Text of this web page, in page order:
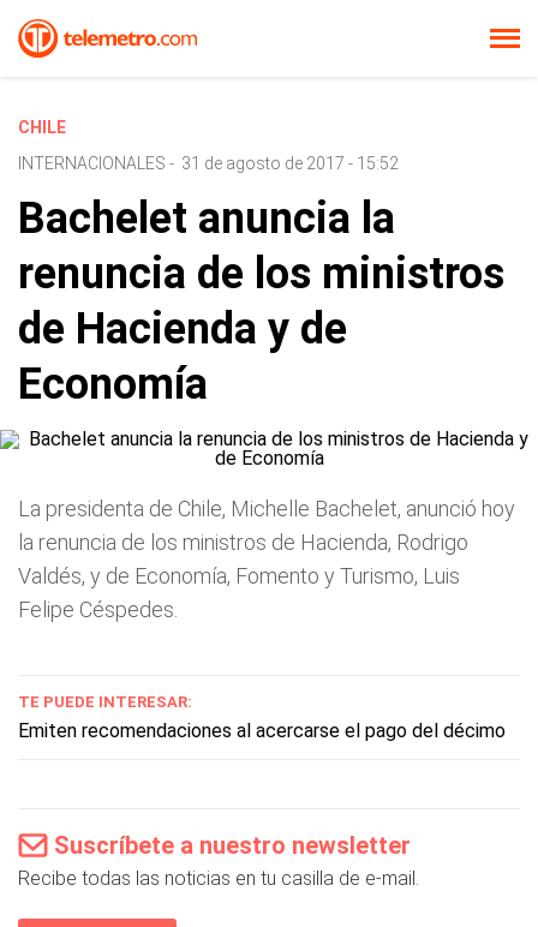
CHILE
INTERNACIONALES - 31 de agosto de 2017 - 15:52
Bachelet anuncia la
renuncia de los ministros
de Hacienda y de
Economía
La presidenta de Chile, Michelle Bachelet, anunció hoy
la renuncia de los ministros de Hacienda, Rodrigo
Valdés, y de Economía, Fomento y Turismo, Luis
Felipe Céspedes.
TE PUEDE INTERESAR:
Emiten recomendaciones al acercarse el pago del décimo
Suscríbete a nuestro newsletter
Recibe todas las noticias en tu casilla de e-mail.